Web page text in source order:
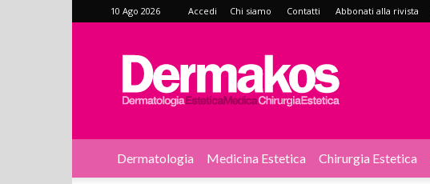
10 Ago 2026 Accedi Chi siamo Contatti Abbonati alla rivista
Dermakos
Dermatologia Medicina Estetica Chirurgia Estetica